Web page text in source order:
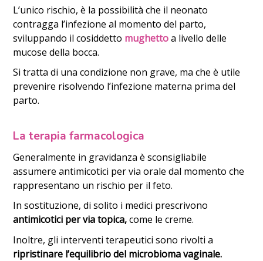
L’unico rischio, è la possibilità che il neonato
contragga l’infezione al momento del parto,
sviluppando il cosiddetto mughettoa livello delle
mucose della bocca.
Si tratta di una condizione non grave, ma che è utile
prevenire risolvendo l’infezione materna prima del
parto.
La terapia farmacologica
Generalmente in gravidanza è sconsigliabile
assumere antimicotici per via orale dal momento che
rappresentano un rischio per il feto.
In sostituzione, di solito i medici prescrivono
antimicotici per via topica,come le creme.
Inoltre, gli interventi terapeutici sono rivolti a
ripristinare l’equilibrio del microbioma vaginale.